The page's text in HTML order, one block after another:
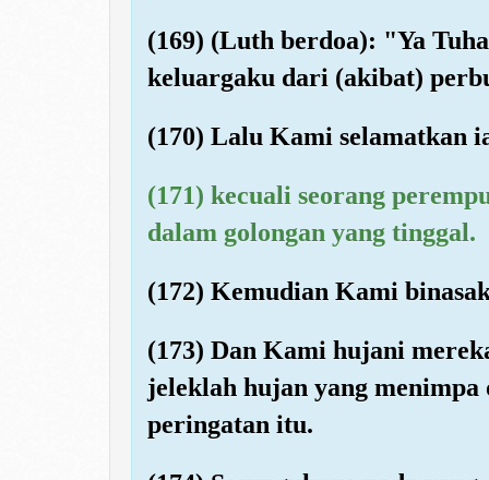
(169) (Luth berdoa): "Ya
keluargaku dari (akibat)
(170) Lalu Kami selamatkan
(171) kecuali seorang
dalam golongan yang tinggal.
(172) Kemudian Kami
(173) Dan Kami hujani
jeleklah hujan yang
peringatan itu.